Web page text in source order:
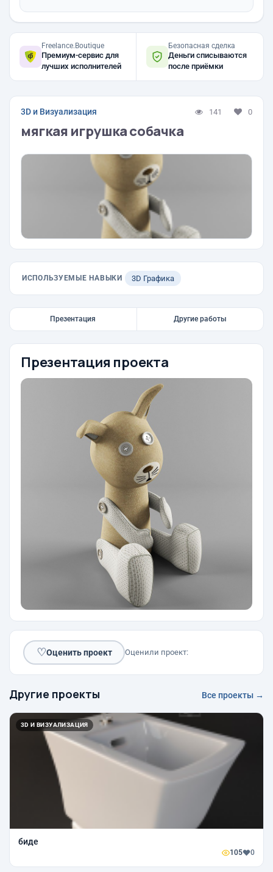
Freelance.Boutique
Премиум-сервис для
лучших исполнителей
Безопасная сделка
Деньги списываются
после приёмки
3D и Визуализация 141 0
мягкая игрушка собачка
ИСПОЛЬЗУЕМЫЕ НАВЫКИ 3D Графика
Презентация Другие работы
Презентация проекта
♡Оценить проект Оценили проект:
Другие проекты Все проекты →
3D И ВИЗУАЛИЗАЦИЯ
биде
105 0